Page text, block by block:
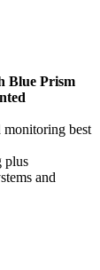
Blue Prism
monitoring best
plus
and